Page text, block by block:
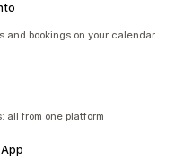
and bookings on your calendar
all from one platform